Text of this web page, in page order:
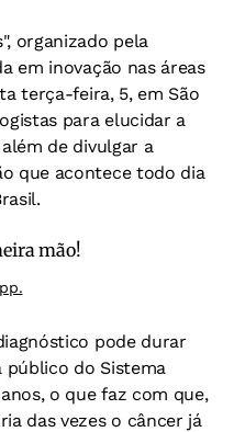
organizado pela
em inovação nas áreas
terça-feira, 5, em São
para elucidar a
de divulgar a
que acontece todo dia
mão!
pode durar
público do Sistema
o que faz com que,
das vezes o câncer já